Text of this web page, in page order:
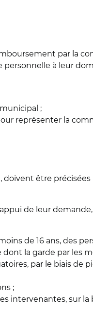
par la
personnelle à leur
;
représenter la
être
de leur
de 16 ans, des
dont la garde par les
par le biais de
;
intervenantes, sur la